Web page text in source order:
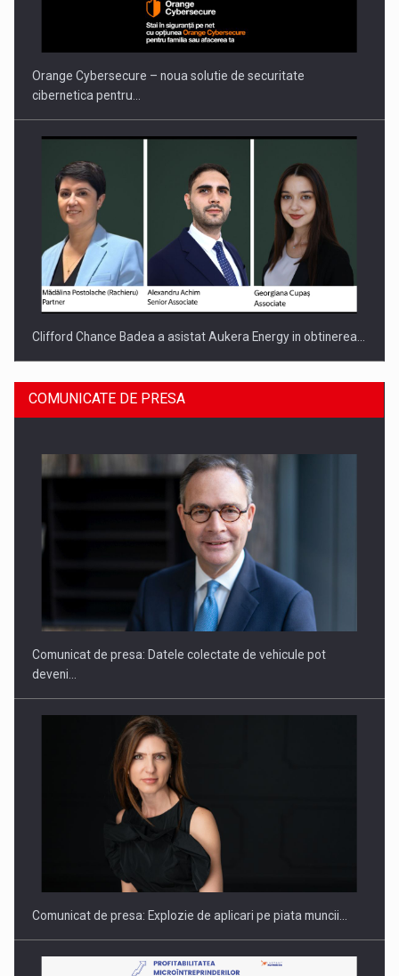
PUTTING ROMANIAN CORPORATE COMPANIES ON THE
INTERNATIONAL BUSINESS SCENE
Orange Cybersecure – noua solutie de securitate
cibernetica pentru…
Clifford Chance Badea a asistat Aukera Energy in obtinerea…
SAPTE PERSONALITATI DIN MEDIUL DE AFACERI, ACADEMIC
Hard Enduro Piatra Craiului 2026, fueled by benzinariile RO…
COMUNICATE DE PRESA
Comunicat de presa: Datele colectate de vehicule pot
deveni…
Comunicat de presa: Explozie de aplicari pe piata muncii…